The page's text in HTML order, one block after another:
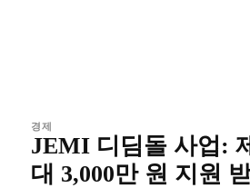
경제
JEMI 디딤돌 사업:
대 3,000만 원 지원